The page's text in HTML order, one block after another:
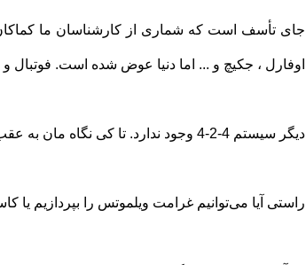
اوفارل ، جکیچ و ... اما دنیا عوض شده است.
دیگر سیستم 4-2-4 وجود ندارد. تا کی نگاه مان به عقب ‌باید باشد؟
راستی آیا می‌توانیم غرامت ویلموتس را بپردازیم